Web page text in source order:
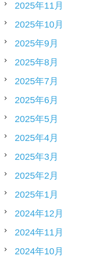
2025年11月
2025年10月
2025年9月
2025年8月
2025年7月
2025年6月
2025年5月
2025年4月
2025年3月
2025年2月
2025年1月
2024年12月
2024年11月
2024年10月